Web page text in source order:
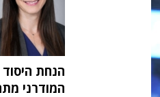
הנחת
המודרני